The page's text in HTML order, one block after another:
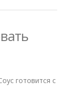
готовится с